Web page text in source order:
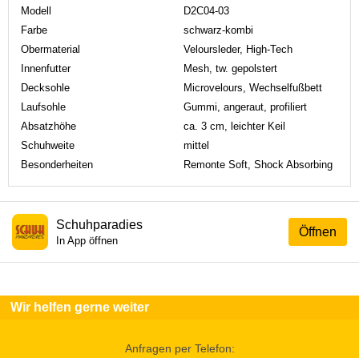
Modell
D2C04-03
Farbe
schwarz-kombi
Obermaterial
Veloursleder, High-Tech
Innenfutter
Mesh, tw. gepolstert
Decksohle
Microvelours, Wechselfußbett
Laufsohle
Gummi, angeraut, profiliert
Absatzhöhe
ca. 3 cm, leichter Keil
Schuhweite
mittel
Besonderheiten
Remonte Soft, Shock Absorbing
Öffnen
Schuhparadies
In App öffnen
Wir helfen gerne weiter
Anfragen per Telefon: